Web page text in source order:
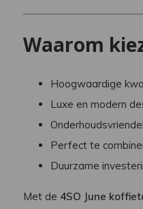
Waarom
Hoogwaardige
Luxe en modern
Perfect te
Duurzame
Met de 4SO June